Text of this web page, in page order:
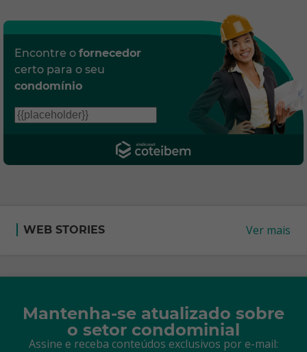
Encontre o fornecedor
certo para o seu
condomínio
WEB STORIES Ver mais
Mantenha-se atualizado sobre
o setor condominial
Assine e receba conteúdos exclusivos por e-mail: